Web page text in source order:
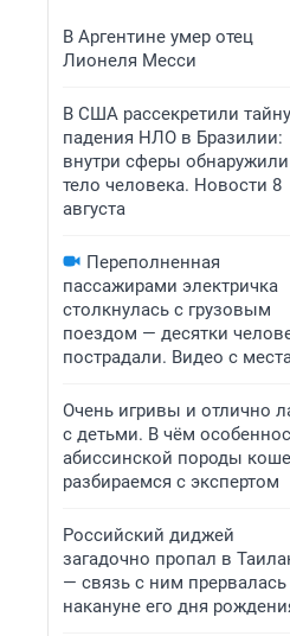
В Аргентине умер отец
Лионеля Месси
В США рассекретили тайну
падения НЛО в Бразилии:
внутри сферы обнаружили
тело человека. Новости 8
августа
Переполненная
пассажирами электричка
столкнулась с грузовым
поездом — десятки
пострадали. Видео с
Очень игривы и отлично
с детьми. В чём
абиссинской породы
разбираемся с экспертом
Российский диджей
загадочно пропал в
— связь с ним прервалась
накануне его дня